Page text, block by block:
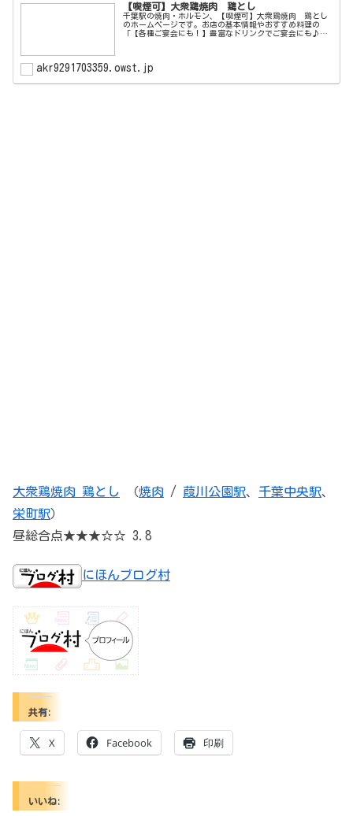
【喫煙可】大衆鶏焼肉 鶏とし
千葉駅の焼肉・ホルモン、【喫煙可】大衆鶏焼肉 鶏とし
のホームページです。お店の基本情報やおすすめ料理の
「【各種ご宴会にも！】豊富なドリンクでご宴会にも♪」
akr9291703359.owst.jp
大衆鶏焼肉 鶏とし （焼肉 / 葭川公園駅、 千葉中央駅、
栄町駅）
昼総合点★★★☆☆ 3.8
にほんブログ村
共有:
X Facebook 印刷
いいね: